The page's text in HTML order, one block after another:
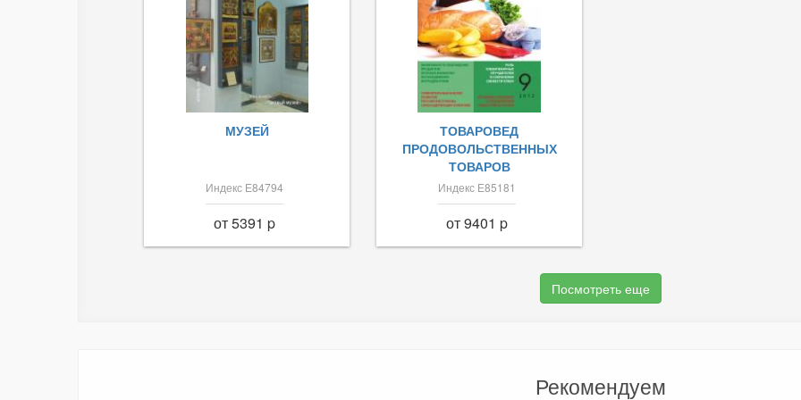
МУЗЕЙ
Индекс Е84794
от 5391 p
ТОВАРОВЕД
ПРОДОВОЛЬСТВЕННЫХ
ТОВАРОВ
Индекс Е85181
от 9401 p
Посмотреть еще
Рекомендуем